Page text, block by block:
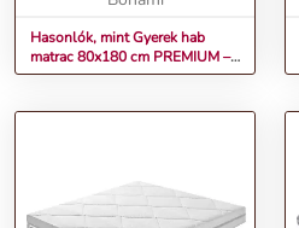
Hasonlók, mint Gyerek hab
matrac 80x180 cm PREMIUM –
Adeko